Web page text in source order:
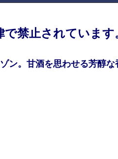
禁止されています
ン。甘酒を思わせる芳醇な